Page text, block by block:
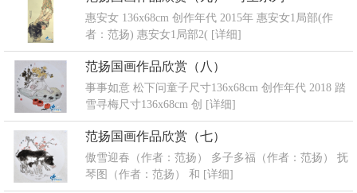
惠安女 136x68cm 创作年代 2015年 惠安女1局部(作
者：范扬) 惠安女1局部2( [详细]
范扬国画作品欣赏（八）
事事如意 松下问童子尺寸136x68cm 创作年代 2018 踏
雪寻梅尺寸136x68cm 创
[详细]
范扬国画作品欣赏（七）
傲雪迎春（作者：范扬） 多子多福（作者：范扬） 抚
琴图（作者：范扬） 和 [详细]